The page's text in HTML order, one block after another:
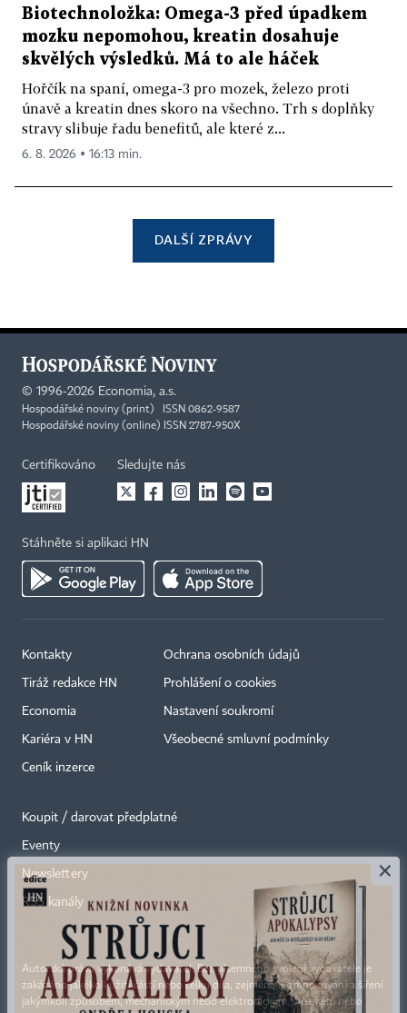
Biotechnoložka: Omega-3 před úpadkem
mozku nepomohou, kreatin dosahuje
skvělých výsledků. Má to ale háček
Hořčík na spaní, omega-3 pro mozek, železo proti
únavě a kreatin dnes skoro na všechno. Trh s doplňky
stravy slibuje řadu benefitů, ale které z...
6. 8. 2026 ▪ 16:13 min.
DALŠÍ ZPRÁVY
© 1996-2026 Economia, a.s.
Hospodářské noviny (print) ISSN 0862-9587
Hospodářské noviny (online) ISSN 2787-950X
Certifikováno Sledujte nás
Stáhněte si aplikaci HN
Kontakty
Tiráž redakce HN
Economia
Kariéra v HN
Ceník inzerce
Ochrana osobních údajů
Prohlášení o cookies
Nastavení soukromí
Všeobecné smluvní podmínky
Koupit / darovat předplatné
Eventy
Newslettery
RSS kanály
Autorská práva vykonává vydavatel. Bez písemného svolení vydavatele je
zakázáno jakékoli užití částí nebo celku díla, zejména rozmnožování a šíření
jakýmkoli způsobem, mechanickým nebo elektronickým, v českém nebo
×